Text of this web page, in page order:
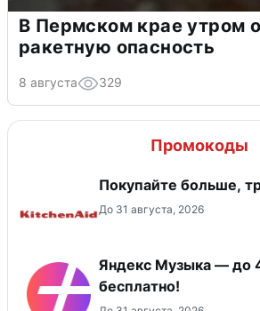
В Пермском крае утром
ракетную опасность
8 августа 329
Промокоды
Покупайте больше,
До 31 августа, 2026
Яндекс Музыка — до
бесплатно!